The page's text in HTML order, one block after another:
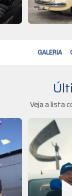
GALERIA
Veja a lista